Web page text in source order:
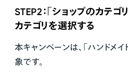
STEP2：「ショップのカテゴ
カテゴリを選択する
本キャンペーンは、「ハンドメ
象です。